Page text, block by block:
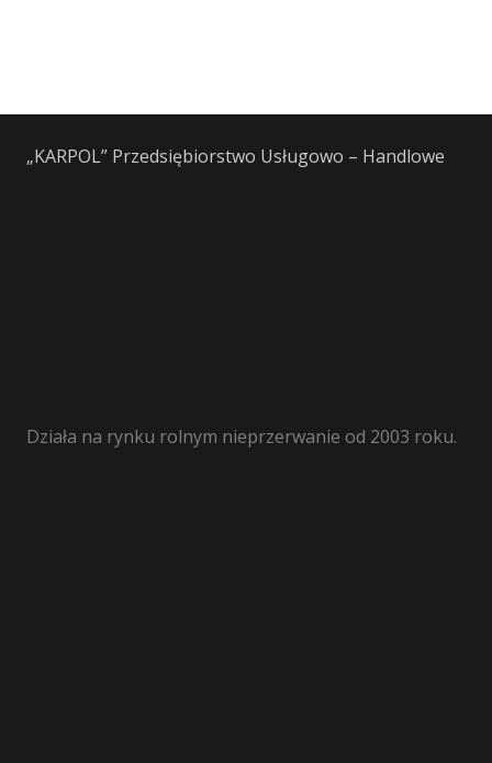
„KARPOL” Przedsiębiorstwo Usługowo – Handlowe
Działa na rynku rolnym nieprzerwanie od 2003 roku.